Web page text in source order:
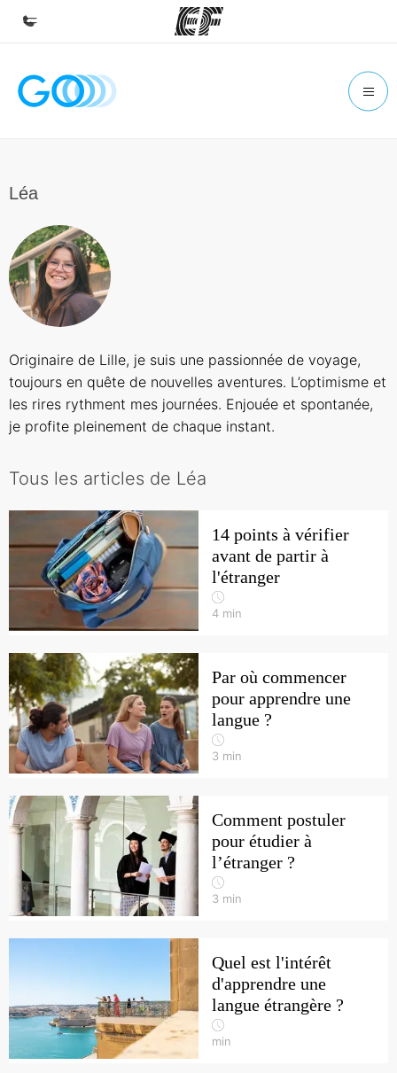
Accueil
Trouver un bureau
A propos de nous
Qui sommes-nous ?
Rejoignez nos équipes
Léa
Originaire de Lille, je suis une passionnée de voyage,
toujours en quête de nouvelles aventures. L’optimisme et
les rires rythment mes journées. Enjouée et spontanée,
je profite pleinement de chaque instant.
Tous les articles de Léa
14 points à vérifier
avant de partir à
l'étranger
4 min
Par où commencer
pour apprendre une
langue ?
3 min
Comment postuler
pour étudier à
l’étranger ?
3 min
Quel est l'intérêt
d'apprendre une
langue étrangère ?
min